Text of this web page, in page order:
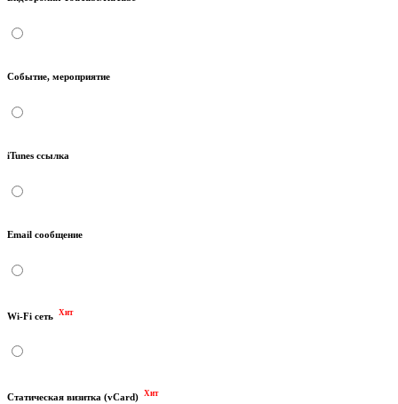
Событие, мероприятие
iTunes ссылка
Email сообщение
Wi-Fi сеть Хит
Статическая визитка (vCard) Хит